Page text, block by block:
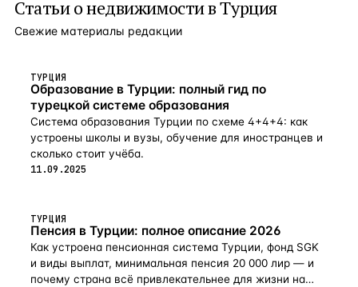
Статьи онедвижимости в Турция
Свежие материалы редакции
ТУРЦИЯ
Образование в Турции: полный гид по
турецкой системе образования
Система образования Турции по схеме 4+4+4: как
устроены школы и вузы, обучение для иностранцев и
сколько стоит учёба.
11.09.2025
ТУРЦИЯ
Пенсия в Турции: полное описание 2026
Как устроена пенсионная система Турции, фонд SGK
и виды выплат, минимальная пенсия 20 000 лир — и
почему страна всё привлекательнее для жизни на